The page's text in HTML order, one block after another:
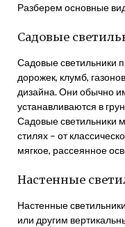
Разберем основные
Садовые
Садовые светильники
дорожек, клумб,
дизайна. Они обычно
устанавливаются в
Садовые светильники
стилях – от
мягкое, рассеянное
Настенные
Настенные
или другим